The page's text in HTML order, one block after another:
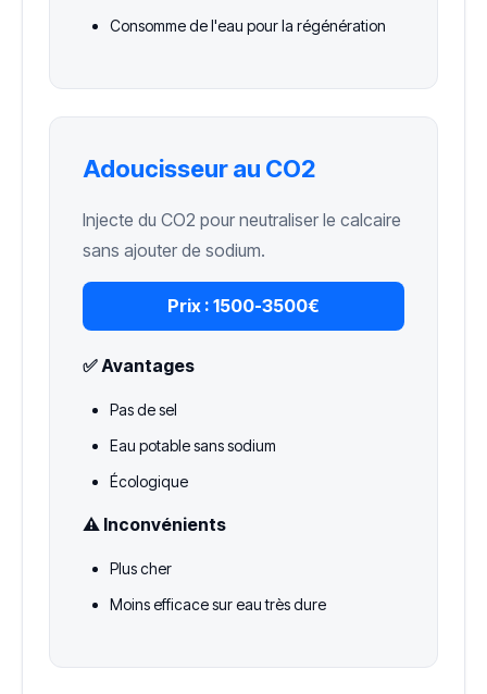
Consomme de l'eau pour la régénération
Adoucisseur au CO2
Injecte du CO2 pour neutraliser le calcaire
sans ajouter de sodium.
Prix : 1500-3500€
✅ Avantages
Pas de sel
Eau potable sans sodium
Écologique
⚠️ Inconvénients
Plus cher
Moins efficace sur eau très dure